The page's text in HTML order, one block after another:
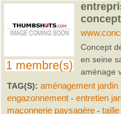
1 membre(s)
Concept
en seine
aménage
TAG(S): aménagement jardin
engazonnement - entretien
maçonnerie paysagère - taille